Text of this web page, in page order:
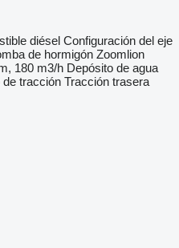
diésel Configuración del eje
de hormigón Zoomlion
180 m3/h Depósito de agua
de tracción Tracción trasera